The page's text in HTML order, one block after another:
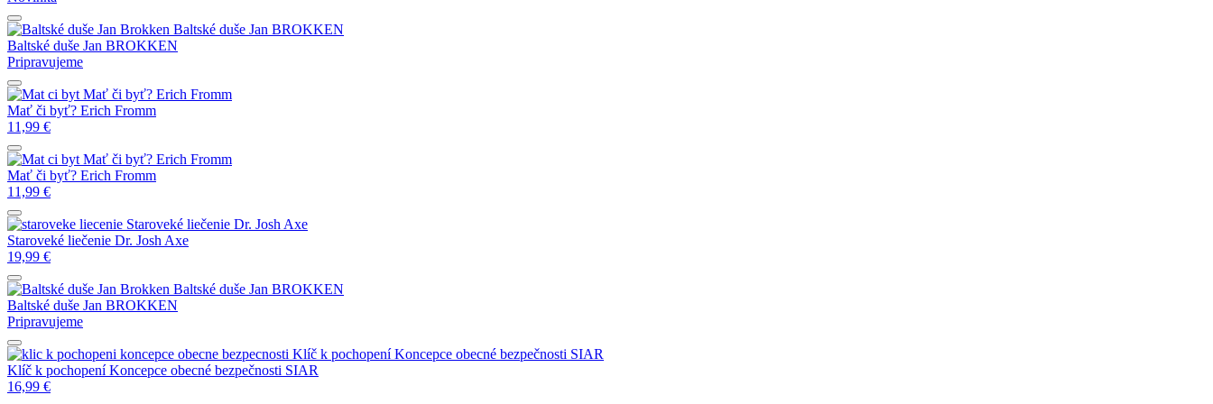
Baltské duše Jan BROKKEN
Baltské duše Jan BROKKEN
Pripravujeme
Mať či byť? Erich Fromm
Mať či byť? Erich Fromm
11,99 €
Mať či byť? Erich Fromm
Mať či byť? Erich Fromm
11,99 €
Staroveké liečenie Dr. Josh Axe
Staroveké liečenie Dr. Josh Axe
19,99 €
Baltské duše Jan BROKKEN
Baltské duše Jan BROKKEN
Pripravujeme
Klíč k pochopení Koncepce obecné bezpečnosti SIAR
Klíč k pochopení Koncepce obecné bezpečnosti SIAR
16,99 €